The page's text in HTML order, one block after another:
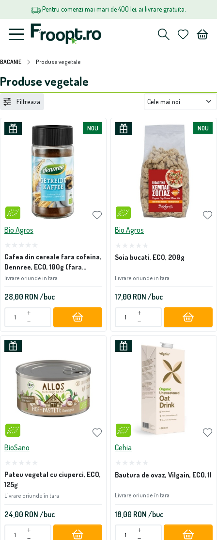
Pentru comenzi mai mari de 400 lei, ai livrare gratuita.
BACANIE Produse vegetale
Produse vegetale
Filtreaza
NOU
Bio Agros
Cafea din cereale fara cofeina,
Dennree, ECO, 100g (fara
lactoza)
livrare oriunde in tara
28,00 RON /buc
+
−
NOU
Bio Agros
Soia bucati, ECO, 200g
Livrare oriunde in tara
17,00 RON /buc
+
−
BioSano
Pateu vegetal cu ciuperci, ECO,
125g
Livrare oriunde în tara
24,00 RON /buc
+
−
Cehia
Bautura de ovaz, Vilgain, ECO, 1l
Livrare oriunde în tara
18,00 RON /buc
+
−